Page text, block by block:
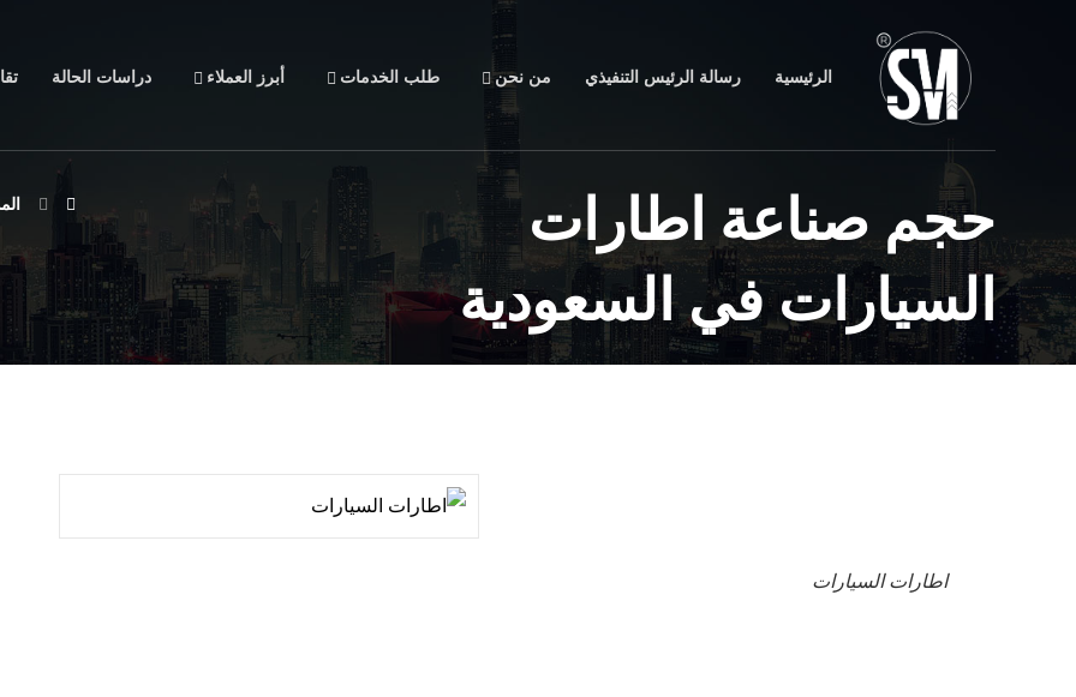
الرئيسية رسالة الرئيس التنفيذي من نحن طلب الخدمات أبرز العملاء دراسات الحالة
حجم صناعة اطارات
السيارات في السعودية
اطارات السيارات